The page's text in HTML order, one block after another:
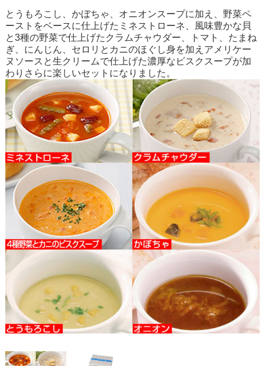
とうもろこし、かぼちゃ、オニオンスープに加え、野菜ペ
ーストをベースに仕上げたミネストローネ、風味豊かな貝
と3種の野菜で仕上げたクラムチャウダー、トマト、たまね
ぎ、にんじん、セロリとカニのほぐし身を加えアメリケー
ヌソースと生クリームで仕上げた濃厚なビスクスープが加
わりさらに楽しいセットになりました。